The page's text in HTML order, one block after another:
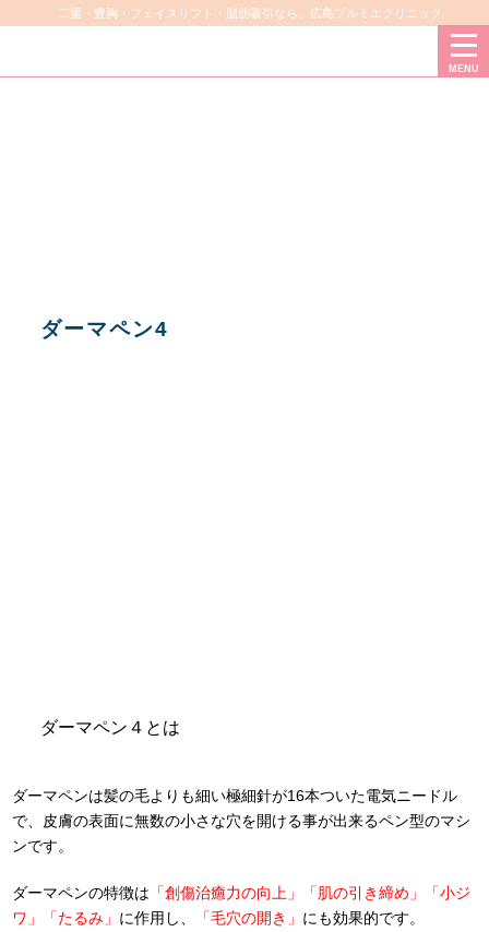
二重・豊胸・フェイスリフト・脂肪吸引なら、広島プルミエクリニック
MENU
ダーマペン4
ダーマペン４とは
ダーマペンは髪の毛よりも細い極細針が16本ついた電気ニードル
で、皮膚の表面に無数の小さな穴を開ける事が出来るペン型のマシ
ンです。
ダーマペンの特徴は 「創傷治癒力の向上」「肌の引き締め」「小ジ
ワ」「たるみ」 に作用し、 「毛穴の開き」 にも効果的です。